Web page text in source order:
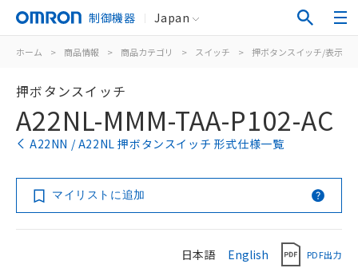
制御機器 Japan
ホーム > 商品情報 > 商品カテゴリ > スイッチ > 押ボタンスイッチ/表示灯
押ボタンスイッチ
A22NL-MMM-TAA-P102-AC
A22NN / A22NL 押ボタンスイッチ 形式仕様一覧
マイリストに追加
日本語 English PDF出力